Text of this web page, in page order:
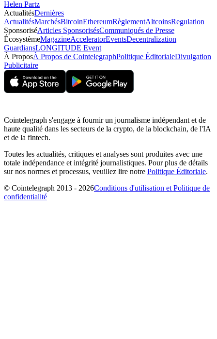
Helen Partz
ActualitésDernières
ActualitésMarchésBitcoinEthereumRèglementAltcoinsRegulation
SponsoriséArticles SponsorisésCommuniqués de Presse
ÉcosystèmeMagazineAcceleratorEventsDecentralization
GuardiansLONGITUDE Event
À ProposÀ Propos de CointelegraphPolitique ÉditorialeDivulgation
Publicitaire
Cointelegraph s'engage à fournir un journalisme indépendant et de
haute qualité dans les secteurs de la crypto, de la blockchain, de l'IA
et de la fintech.
Toutes les actualités, critiques et analyses sont produites avec une
totale indépendance et intégrité journalistiques. Pour plus de détails
sur nos normes et processus, veuillez lire notre Politique Éditoriale.
© Cointelegraph 2013 - 2026Conditions d'utilisation et Politique de
confidentialité